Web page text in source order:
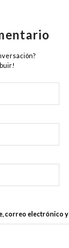
correo electrónico